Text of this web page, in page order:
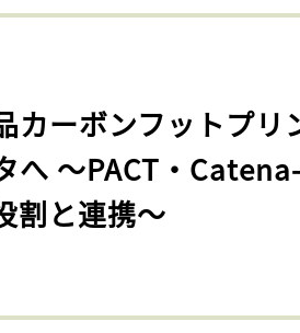
カーボンフットプリ
へ 〜PACT・
割と連携〜